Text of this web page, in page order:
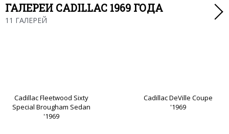
ГАЛЕРЕИ CADILLAC 1969 ГОДА
11 ГАЛЕРЕЙ
Cadillac Fleetwood Sixty
Special Brougham Sedan
'1969
Cadillac DeVille Coupe
'1969